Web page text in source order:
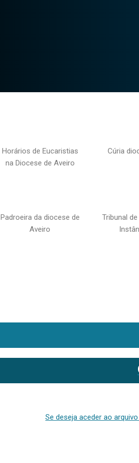
Horários de Eucaristias
na Diocese de Aveiro
Cúria
Padroeira da diocese de
Aveiro
Tribunal
Se deseja aceder ao